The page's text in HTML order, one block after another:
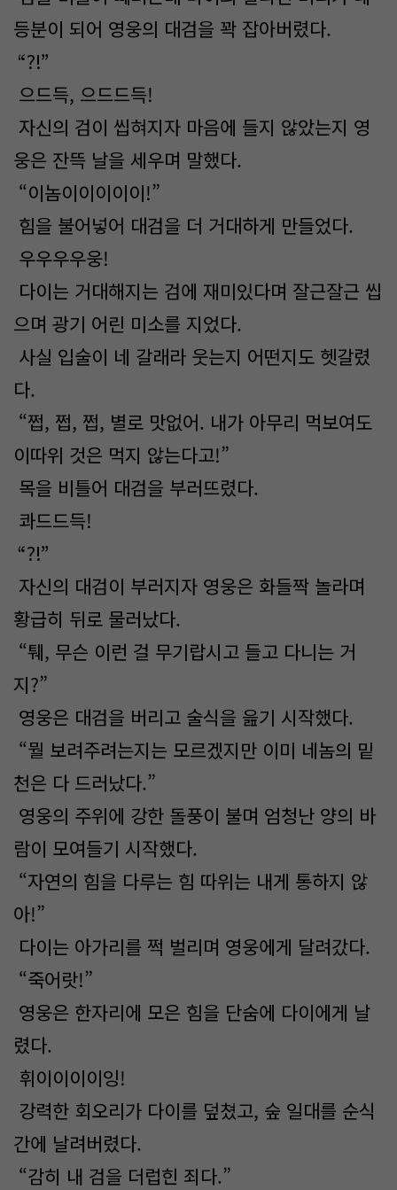
등분이 되어 영웅의 대검을 꽉 잡아버렸다.
“?!”
으드득, 으드드득!
자신의 검이 씹혀지자 마음에 들지 않았는지 영
웅은 잔뜩 날을 세우며 말했다.
“이놈이이이이이!”
힘을 불어넣어 대검을 더 거대하게 만들었다.
우우우우웅!
다이는 거대해지는 검에 재미있다며 잘근잘근 씹
으며 광기 어린 미소를 지었다.
사실 입술이 네 갈래라 웃는지 어떤지도 헷갈렸
다.
“쩝, 쩝, 쩝, 별로 맛없어. 내가 아무리 먹보여도
이따위 것은 먹지 않는다고!”
목을 비틀어 대검을 부러뜨렸다.
콰드드득!
“?!”
자신의 대검이 부러지자 영웅은 화들짝 놀라며
황급히 뒤로 물러났다.
“퉤, 무슨 이런 걸 무기랍시고 들고 다니는 거
지?”
영웅은 대검을 버리고 술식을 읊기 시작했다.
“뭘 보려주려는지는 모르겠지만 이미 네놈의 밑
천은 다 드러났다.”
영웅의 주위에 강한 돌풍이 불며 엄청난 양의 바
람이 모여들기 시작했다.
“자연의 힘을 다루는 힘 따위는 내게 통하지 않
아!”
다이는 아가리를 쩍 벌리며 영웅에게 달려갔다.
“죽어랏!”
영웅은 한자리에 모은 힘을 단숨에 다이에게 날
렸다.
휘이이이이잉!
강력한 회오리가 다이를 덮쳤고, 숲 일대를 순식
간에 날려버렸다.
“감히 내 검을 더럽힌 죄다.”